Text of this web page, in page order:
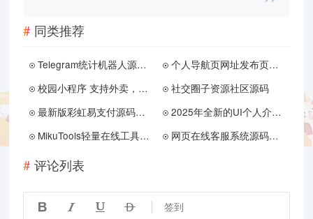
同类推荐
Telegram统计机器人源码/TG记账群发机器源码人/TG自动记账全开源版本
个人导航页网址发布页源码 音乐+花瓣特效
校园小程序 支持外卖，同城服务，平台装修，饿了么美团对接，红包，特价，好物，跑腿，蜂鸟，顺丰 闪送等等近百款工具
社交圈子资源社区源码
最新版彩虹易支付源码分享
2025年全新的UI个人介绍网站带光年后台
MikuTools轻量在线工具系统源码，含几十款工具
网页在线客服系统源码多商户带手机端扫码聊天送安装教程文档
评论列表
    签到